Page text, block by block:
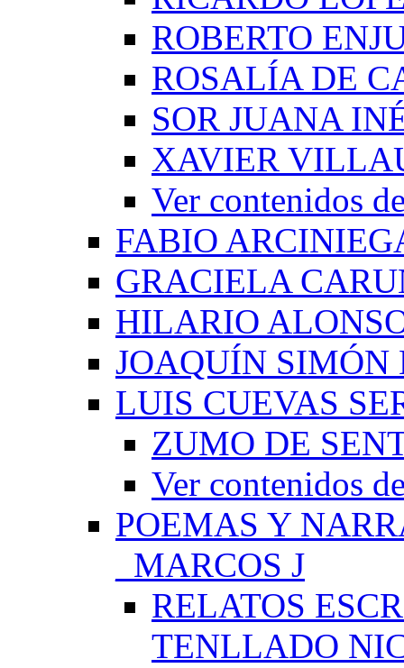
ROBERTO
ROSALÍA DE
SOR JUANA
XAVIER
Ver contenidos
FABIO
GRACIELA
HILARIO
JOAQUÍN SIMÓN
LUIS CUEVAS
ZUMO DE
Ver contenidos
POEMAS Y
_MARCOS J
RELATOS
TENLLADO